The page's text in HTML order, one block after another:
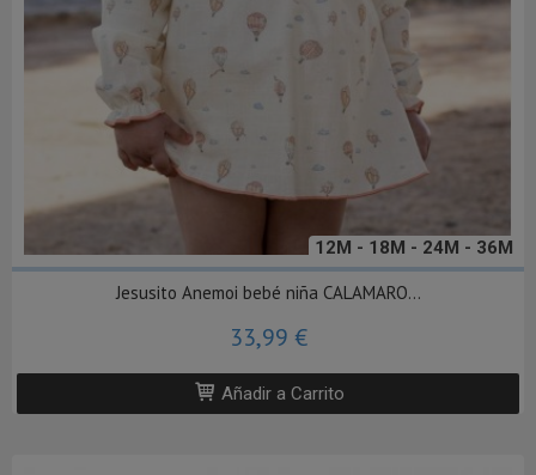
12M - 18M - 24M - 36M
Jesusito Anemoi bebé niña CALAMARO...
33,99 €
Añadir a Carrito